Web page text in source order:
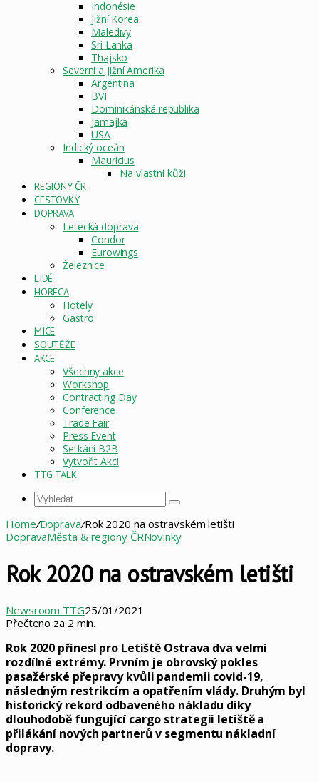
Indonésie
Jižní Korea
Maledivy
Srí Lanka
Thajsko
Severní a Jižní Amerika
Argentina
BVI
Dominikánská republika
Jamajka
USA
Indický oceán
Mauricius
Na vlastní kůži
REGIONY ČR
CESTOVKY
DOPRAVA
Letecká doprava
Condor
Eurowings
Železnice
LIDÉ
HORECA
Hotely
Gastro
MICE
SOUTĚŽE
AKCE
Všechny akce
Workshop
Contracting Day
Conference
Trade Fair
Press Event
Setkání B2B
Vytvořit Akci
TTG TALK
Vyhledat
Home/Doprava/Rok 2020 na ostravském letišti
DopravaMěsta & regiony ČRNovinky
Rok 2020 na ostravském letišti
Newsroom TTG25/01/2021
Přečteno za 2 min.
Rok 2020 přinesl pro Letiště Ostrava dva velmi
rozdílné extrémy. Prvním je obrovský pokles
pasažérské přepravy kvůli pandemii covid-19,
následným restrikcím a opatřením vlády. Druhým byl
historický rekord odbaveného nákladu díky
dlouhodobě fungující cargo strategii letiště a
přilákání nových partnerů v segmentu nákladní
dopravy.